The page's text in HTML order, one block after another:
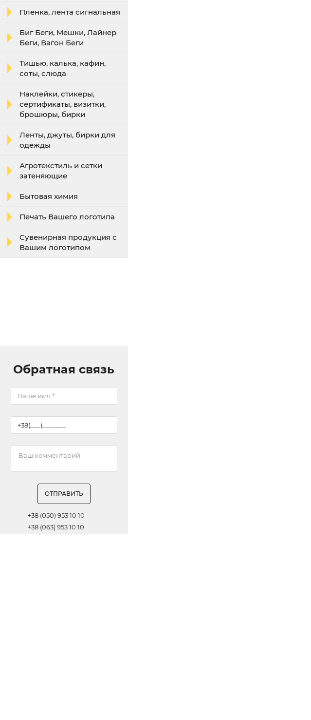
Пленка, лента сигнальная
Биг Беги, Мешки, Лайнер
Беги, Вагон Беги
Тишью, калька, кафин,
соты, слюда
Наклейки, стикеры,
сертификаты, визитки,
брошюры, бирки
Ленты, джуты, бирки для
одежды
Агротекстиль и сетки
затеняющие
Бытовая химия
Печать Вашего логотипа
Сувенирная продукция с
Вашим логотипом
Обратная связь
ОТПРАВИТЬ
+38 (050) 953 10 10
+38 (063) 953 10 10